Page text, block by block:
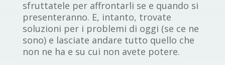
sfruttatele per affrontarli se e quando si
presenteranno. E, intanto, trovate
soluzioni per i problemi di oggi (se ce ne
sono) e lasciate andare tutto quello che
non ne ha e su cui non avete potere.